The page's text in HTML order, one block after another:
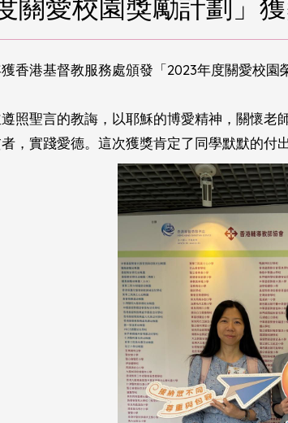
關愛校園獎勵計劃」
香港基督教服務處頒發「2023年度關愛校
照聖言的教誨，以耶穌的博愛精神，關懷
，實踐愛德。這次獲獎肯定了同學默默的付